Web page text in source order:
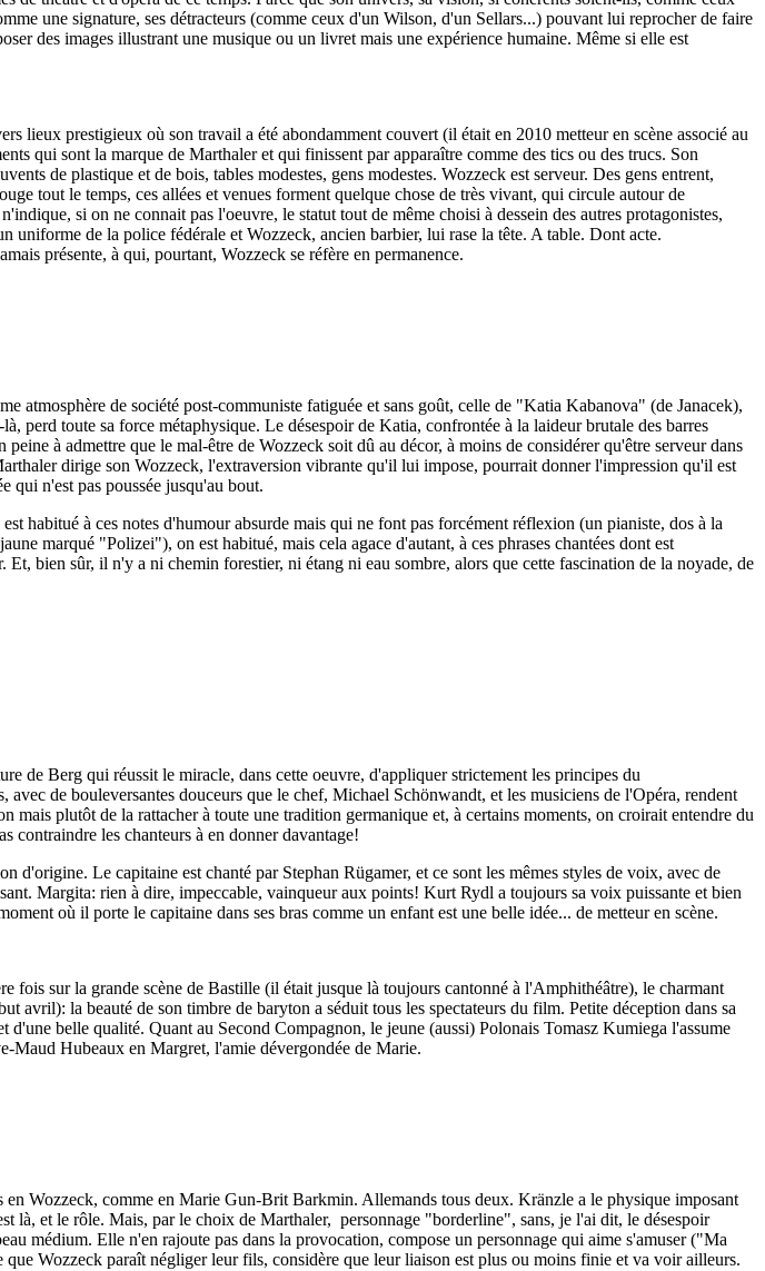
une signature, ses détracteurs (comme ceux d'un Wilson, d'un Sellars...) pouvant lui reprocher de faire
des images illustrant une musique ou un livret mais une expérience humaine. Même si elle est
lieux prestigieux où son travail a été abondamment couvert (il était en 2010 metteur en scène associé au
qui sont la marque de Marthaler et qui finissent par apparaître comme des tics ou des trucs. Son
de plastique et de bois, tables modestes, gens modestes. Wozzeck est serveur. Des gens entrent,
tout le temps, ces allées et venues forment quelque chose de très vivant, qui circule autour de
si on ne connait pas l'oeuvre, le statut tout de même choisi à dessein des autres protagonistes,
uniforme de la police fédérale et Wozzeck, ancien barbier, lui rase la tête. A table. Dont acte.
présente, à qui, pourtant, Wozzeck se réfère en permanence.
atmosphère de société post-communiste fatiguée et sans goût, celle de "Katia Kabanova" (de Janacek),
perd toute sa force métaphysique. Le désespoir de Katia, confrontée à la laideur brutale des barres
à admettre que le mal-être de Wozzeck soit dû au décor, à moins de considérer qu'être serveur dans
dirige son Wozzeck, l'extraversion vibrante qu'il lui impose, pourrait donner l'impression qu'il est
qui n'est pas poussée jusqu'au bout.
habitué à ces notes d'humour absurde mais qui ne font pas forcément réflexion (un pianiste, dos à la
marqué "Polizei"), on est habitué, mais cela agace d'autant, à ces phrases chantées dont est
bien sûr, il n'y a ni chemin forestier, ni étang ni eau sombre, alors que cette fascination de la noyade, de
de Berg qui réussit le miracle, dans cette oeuvre, d'appliquer strictement les principes du
de bouleversantes douceurs que le chef, Michael Schönwandt, et les musiciens de l'Opéra, rendent
plutôt de la rattacher à toute une tradition germanique et, à certains moments, on croirait entendre du
contraindre les chanteurs à en donner davantage!
Le capitaine est chanté par Stephan Rügamer, et ce sont les mêmes styles de voix, avec de
Margita: rien à dire, impeccable, vainqueur aux points! Kurt Rydl a toujours sa voix puissante et bien
où il porte le capitaine dans ses bras comme un enfant est une belle idée... de metteur en scène.
sur la grande scène de Bastille (il était jusque là toujours cantonné à l'Amphithéâtre), le charmant
la beauté de son timbre de baryton a séduit tous les spectateurs du film. Petite déception dans sa
belle qualité. Quant au Second Compagnon, le jeune (aussi) Polonais Tomasz Kumiega l'assume
Maud Hubeaux en Margret, l'amie dévergondée de Marie.
Wozzeck, comme en Marie Gun-Brit Barkmin. Allemands tous deux. Kränzle a le physique imposant
là, et le rôle. Mais, par le choix de Marthaler, personnage "borderline", sans, je l'ai dit, le désespoir
médium. Elle n'en rajoute pas dans la provocation, compose un personnage qui aime s'amuser ("Ma
Wozzeck paraît négliger leur fils, considère que leur liaison est plus ou moins finie et va voir ailleurs.